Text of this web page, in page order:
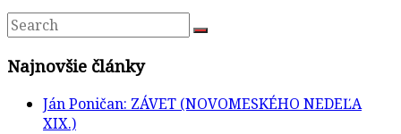
Najnovšie články
Ján Poničan: ZÁVET (NOVOMESKÉHO NEDEĽA
XIX.)